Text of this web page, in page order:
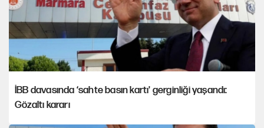
İBB davasında ‘sahte basın kartı' gerginliği yaşandı:
Gözaltı kararı